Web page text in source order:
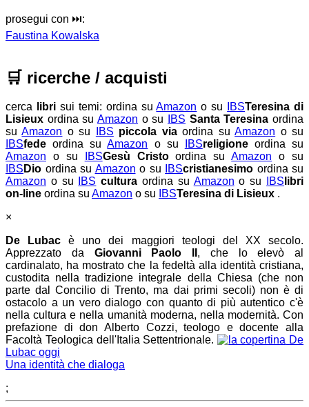
prosegui con ⏭️:
Faustina Kowalska
🛒 ricerche / acquisti
cerca librisui temi: ordina suAmazon o su IBSTeresina di
Lisieux ordina suAmazon o su IBS Santa Teresina ordina
suAmazon o su IBS piccola via ordina suAmazon o su
IBSfede ordina suAmazon o su IBSreligione ordina su
Amazon o su IBSGesù Cristo ordina suAmazon o su
IBS Dio ordina su Amazon o su IBScristianesimo ordina su
Amazon o su IBS cultura ordina su Amazon o su IBS libri
on-line ordina su Amazon o su IBSTeresina di Lisieux .
×
De Lubac è uno dei maggiori teologi del XX secolo.
Apprezzato da Giovanni Paolo II , che lo elevò al
cardinalato, ha mostrato che la fedeltà alla identità cristiana,
custodita nella tradizione integrale della Chiesa (che non
parte dal Concilio di Trento, ma dai primi secoli) non è di
ostacolo a un vero dialogo con quanto di più autentico c'è
nella cultura e nella umanità moderna, nella modernità. Con
prefazione di don Alberto Cozzi, teologo e docente alla
Facoltà Teologica dell'Italia Settentrionale.
De
Lubac oggi
Una identità che dialoga
;